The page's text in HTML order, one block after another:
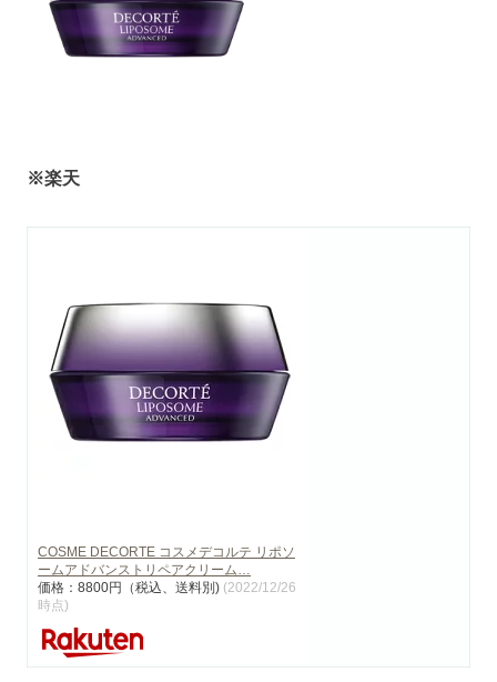
※楽天
COSME DECORTE コスメデコルテ リポソ
ームアドバンストリペアクリーム…
価格：8800円（税込、送料別) (2022/12/26
時点)